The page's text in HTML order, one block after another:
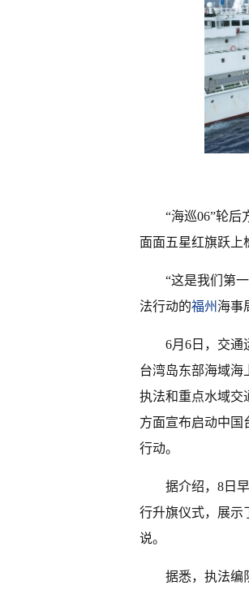
“海巡06”轮后
面面五星红旗跃上
“这是我们第
法行动的福州 海事
6月6日，交通
台湾岛东部海域海
执法和重点水域交
方面宣布启动中国
行动。
据介绍，8日
行升旗仪式，展示
说。
据悉，执法编